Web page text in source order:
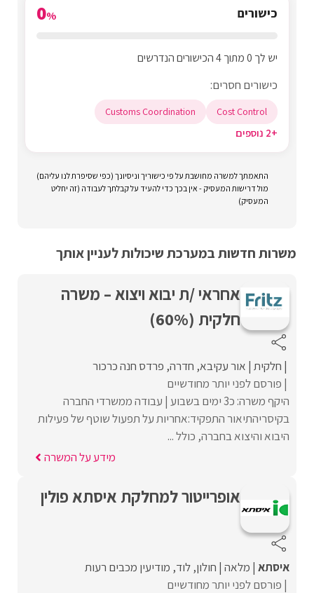
כישורים 0%
יש לך 0 מתוך 4 הכישורים הנדרשים
כישורים חסרים:
Cost Control
Customs Coordination
+2 נוספים
התאמתך למשרה מחושבת על פי כישוריך וניסיונך (כפי שסיפרת לנו עליהם)
מול דרישות המעסיק - אין בכך כדי להעיד על קבלתך לעבודה (זה יחליט
המעסיק)
משרות חדשות במערכת שיכולות לעניין אותך
אחראי /ת יבוא ויצוא – משרה
חלקית (60%)
חלקית אור עקיבא חדרה פרדס חנה כרכור
פורסם לפני יותר מחודשיים
היקף משרה: כ3 ימים בשבוע | עבודה ממשרדי החברה
בקיסריהתיאור התפקיד:אחריות על תפעול שוטף של פעילות
היבוא והיצוא בחברה, כולל ...
מידע על המשרה
אופרייטור למחלקת איסתא פולין
איסתא מלאה חולון לוד מודיעין מכבים רעות
פורסם לפני יותר מחודשיים